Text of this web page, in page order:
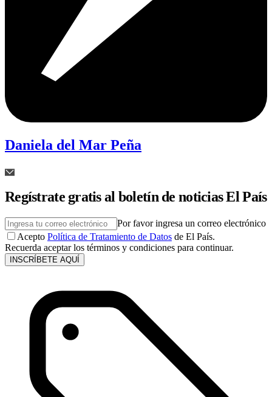
Daniela del Mar Peña
Regístrate gratis al boletín de noticias El País
Por favor ingresa un correo electrónico
Acepto Política de Tratamiento de Datos de El País.
Recuerda aceptar los términos y condiciones para continuar.
INSCRÍBETE AQUÍ